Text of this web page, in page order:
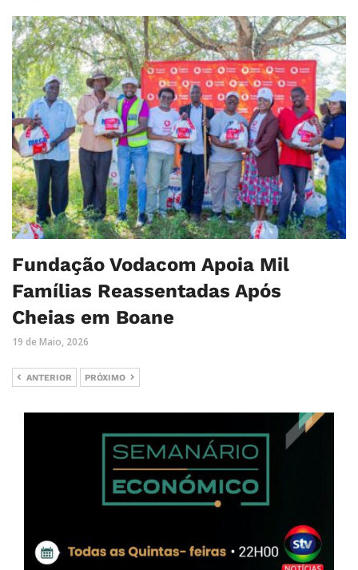
Fundação Vodacom Apoia Mil
Famílias Reassentadas Após
Cheias em Boane
19 de Maio, 2026
ANTERIOR PRÓXIMO